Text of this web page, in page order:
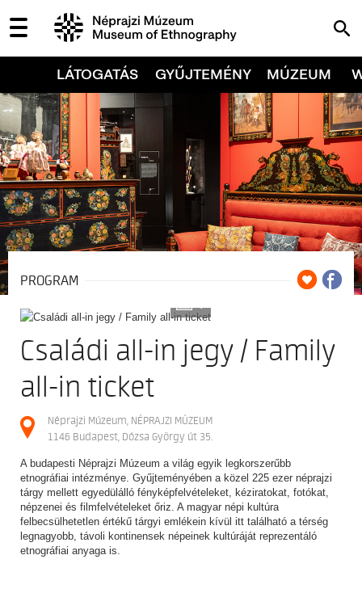
LÁTOGATÁS GYŰJTEMÉNY MÚZEUM
PROGRAM
7
Családi all-in jegy / Family
all-in ticket
Néprajzi Múzeum, NÉPRAJZI MÚZEUM
1146 Budapest, Dózsa György út 35.
A budapesti Néprajzi Múzeum a világ egyik legkorszerűbb
etnográfiai intézménye. Gyűjteményében a közel 225 ezer néprajzi
tárgy mellett egyedülálló fényképfelvételeket, kéziratokat, fotókat,
népzenei és filmfelvételeket őriz. A magyar népi kultúra
felbecsülhetetlen értékű tárgyi emlékein kívül itt található a térség
legnagyobb, távoli kontinensek népeinek kultúráját reprezentáló
etnográfiai anyaga is.